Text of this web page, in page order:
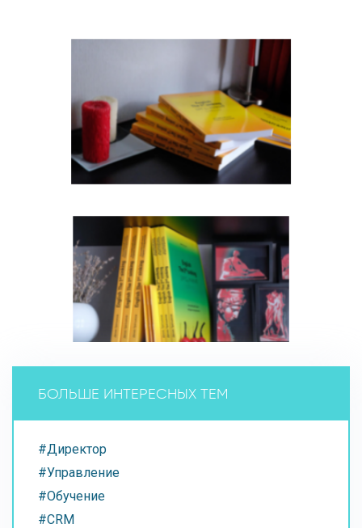
БОЛЬШЕ ИНТЕРЕСНЫХ ТЕМ
#Директор
#Управление
#Обучение
#CRM